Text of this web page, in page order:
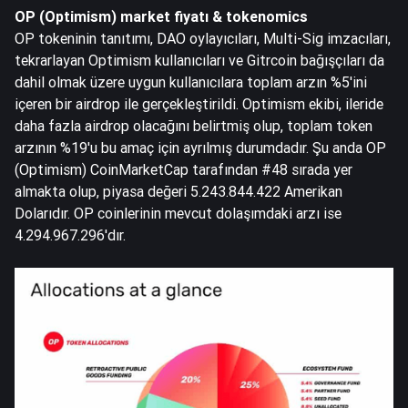
OP (Optimism) market fiyatı & tokenomics
OP tokeninin tanıtımı, DAO oylayıcıları, Multi-Sig imzacıları,
tekrarlayan Optimism kullanıcıları ve Gitrcoin bağışçıları da
dahil olmak üzere uygun kullanıcılara toplam arzın %5'ini
içeren bir airdrop ile gerçekleştirildi. Optimism ekibi, ileride
daha fazla airdrop olacağını belirtmiş olup, toplam token
arzının %19'u bu amaç için ayrılmış durumdadır. Şu anda OP
(Optimism) CoinMarketCap tarafından #48 sırada yer
almakta olup, piyasa değeri 5.243.844.422 Amerikan
Dolarıdır. OP coinlerinin mevcut dolaşımdaki arzı ise
4.294.967.296'dır.